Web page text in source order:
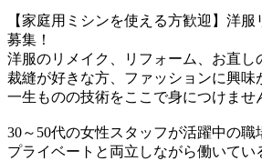
【家庭用ミシンを使える方歓迎】洋
募集！
洋服のリメイク、リフォーム、お直し
裁縫が好きな方、ファッションに興味
一生ものの技術をここで身につけませ
30～50代の女性スタッフが活躍中の職
プライベートと両立しながら働いてい